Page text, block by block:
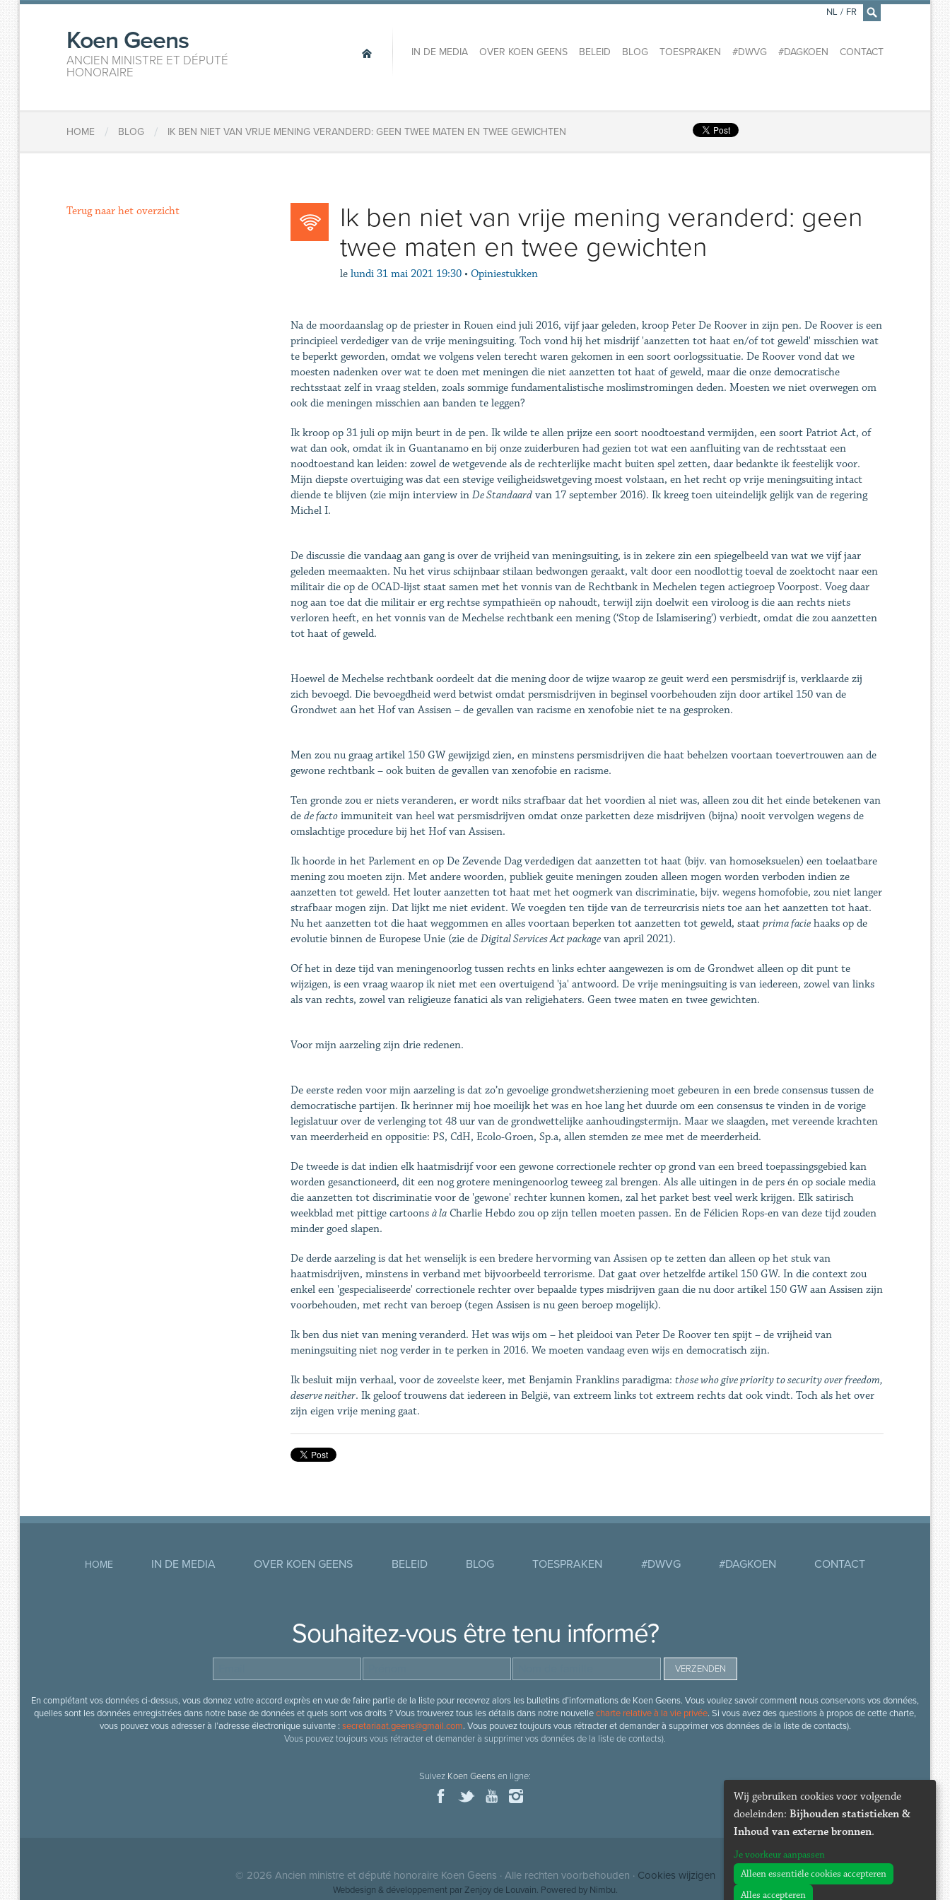
×
Koen Geens
ANCIEN MINISTRE ET DÉPUTÉ
HONORAIRE
IN DE MEDIA OVER KOEN GEENS BELEID BLOG TOESPRAKEN #DWVG #DAGKOEN CONTACT
NL / FR
HOME / BLOG / IK BEN NIET VAN VRIJE MENING VERANDERD: GEEN TWEE MATEN EN TWEE GEWICHTEN
Ik ben niet van vrije mening veranderd: geen
twee maten en twee gewichten
le lundi 31 mai 2021 19:30 • Opiniestukken
Na de moordaanslag op de priester in Rouen eind juli 2016, vijf jaar geleden, kroop Peter De Roover in zijn pen. De Roover is een
principieel verdediger van de vrije meningsuiting. Toch vond hij het misdrijf 'aanzetten tot haat en/of tot geweld' misschien wat
te beperkt geworden, omdat we volgens velen terecht waren gekomen in een soort oorlogssituatie. De Roover vond dat we
moesten nadenken over wat te doen met meningen die niet aanzetten tot haat of geweld, maar die onze democratische
rechtsstaat zelf in vraag stelden, zoals sommige fundamentalistische moslimstromingen deden. Moesten we niet overwegen om
ook die meningen misschien aan banden te leggen?
Ik kroop op 31 juli op mijn beurt in de pen. Ik wilde te allen prijze een soort noodtoestand vermijden, een soort Patriot Act, of
wat dan ook, omdat ik in Guantanamo en bij onze zuiderburen had gezien tot wat een aanfluiting van de rechtsstaat een
noodtoestand kan leiden: zowel de wetgevende als de rechterlijke macht buiten spel zetten, daar bedankte ik feestelijk voor.
Mijn diepste overtuiging was dat een stevige veiligheidswetgeving moest volstaan, en het recht op vrije meningsuiting intact
diende te blijven (zie mijn interview in De Standaardvan 17 september 2016). Ik kreeg toen uiteindelijk gelijk van de regering
Michel I.
De discussie die vandaag aan gang is over de vrijheid van meningsuiting, is in zekere zin een spiegelbeeld van wat we vijf jaar
geleden meemaakten. Nu het virus schijnbaar stilaan bedwongen geraakt, valt door een noodlottig toeval de zoektocht naar een
militair die op de OCAD-lijst staat samen met het vonnis van de Rechtbank in Mechelen tegen actiegroep Voorpost. Voeg daar
nog aan toe dat die militair er erg rechtse sympathieën op nahoudt, terwijl zijn doelwit een viroloog is die aan rechts niets
verloren heeft, en het vonnis van de Mechelse rechtbank een mening (‘Stop de Islamisering’) verbiedt, omdat die zou aanzetten
tot haat of geweld.
Hoewel de Mechelse rechtbank oordeelt dat die mening door de wijze waarop ze geuit werd een persmisdrijf is, verklaarde zij
zich bevoegd. Die bevoegdheid werd betwist omdat persmisdrijven in beginsel voorbehouden zijn door artikel 150 van de
Grondwet aan het Hof van Assisen – de gevallen van racisme en xenofobie niet te na gesproken.
Men zou nu graag artikel 150 GW gewijzigd zien, en minstens persmisdrijven die haat behelzen voortaan toevertrouwen aan de
gewone rechtbank – ook buiten de gevallen van xenofobie en racisme.
Ten gronde zou er niets veranderen, er wordt niks strafbaar dat het voordien al niet was, alleen zou dit het einde betekenen van
de de factoimmuniteit van heel wat persmisdrijven omdat onze parketten deze misdrijven (bijna) nooit vervolgen wegens de
omslachtige procedure bij het Hof van Assisen.
Ik hoorde in het Parlement en op De Zevende Dag verdedigen dat aanzetten tot haat (bijv. van homoseksuelen) een toelaatbare
mening zou moeten zijn. Met andere woorden, publiek geuite meningen zouden alleen mogen worden verboden indien ze
aanzetten tot geweld. Het louter aanzetten tot haat met het oogmerk van discriminatie, bijv. wegens homofobie, zou niet langer
strafbaar mogen zijn. Dat lijkt me niet evident. We voegden ten tijde van de terreurcrisis niets toe aan het aanzetten tot haat.
Nu het aanzetten tot die haat weggommen en alles voortaan beperken tot aanzetten tot geweld, staat prima faciehaaks op de
evolutie binnen de Europese Unie (zie de Digital Services Act packagevan april 2021).
Of het in deze tijd van meningenoorlog tussen rechts en links echter aangewezen is om de Grondwet alleen op dit punt te
wijzigen, is een vraag waarop ik niet met een overtuigend 'ja' antwoord. De vrije meningsuiting is van iedereen, zowel van links
als van rechts, zowel van religieuze fanatici als van religiehaters. Geen twee maten en twee gewichten.
Voor mijn aarzeling zijn drie redenen.
De eerste reden voor mijn aarzeling is dat zo’n gevoelige grondwetsherziening moet gebeuren in een brede consensus tussen de
democratische partijen. Ik herinner mij hoe moeilijk het was en hoe lang het duurde om een consensus te vinden in de vorige
legislatuur over de verlenging tot 48 uur van de grondwettelijke aanhoudingstermijn. Maar we slaagden, met vereende krachten
van meerderheid en oppositie: PS, CdH, Ecolo-Groen, Sp.a, allen stemden ze mee met de meerderheid.
De tweede is dat indien elk haatmisdrijf voor een gewone correctionele rechter op grond van een breed toepassingsgebied kan
worden gesanctioneerd, dit een nog grotere meningenoorlog teweeg zal brengen. Als alle uitingen in de pers én op sociale media
die aanzetten tot discriminatie voor de 'gewone' rechter kunnen komen, zal het parket best veel werk krijgen. Elk satirisch
weekblad met pittige cartoons à laCharlie Hebdo zou op zijn tellen moeten passen. En de Félicien Rops-en van deze tijd zouden
minder goed slapen.
De derde aarzeling is dat het wenselijk is een bredere hervorming van Assisen op te zetten dan alleen op het stuk van
haatmisdrijven, minstens in verband met bijvoorbeeld terrorisme. Dat gaat over hetzelfde artikel 150 GW. In die context zou
enkel een 'gespecialiseerde' correctionele rechter over bepaalde types misdrijven gaan die nu door artikel 150 GW aan Assisen zijn
voorbehouden, met recht van beroep (tegen Assisen is nu geen beroep mogelijk).
Ik ben dus niet van mening veranderd. Het was wijs om – het pleidooi van Peter De Roover ten spijt – de vrijheid van
meningsuiting niet nog verder in te perken in 2016. We moeten vandaag even wijs en democratisch zijn.
Ik besluit mijn verhaal, voor de zoveelste keer, met Benjamin Franklins paradigma: those who give priority to security over freedom,
deserve neither. Ik geloof trouwens dat iedereen in België, van extreem links tot extreem rechts dat ook vindt. Toch als het over
zijn eigen vrije mening gaat.
Terug naar het overzicht
HOME IN DE MEDIA OVER KOEN GEENS BELEID BLOG TOESPRAKEN #DWVG #DAGKOEN CONTACT
Souhaitez-vous être tenu informé?
En complétant vos données ci-dessus, vous donnez votre accord exprès en vue de faire partie de la liste pour recevrez alors les bulletins d’informations de Koen Geens. Vous voulez savoir comment nous conservons vos données,
quelles sont les données enregistrées dans notre base de données et quels sont vos droits ? Vous trouverez tous les détails dans notre nouvellecharte relative à la vie privée. Si vous avez des questions à propos de cette charte,
vous pouvez vous adresser à l’adresse électronique suivante : secretariaat.geens@gmail.com. Vous pouvez toujours vous rétracter et demander à supprimer vos données de la liste de contacts).
Vous pouvez toujours vous rétracter et demander à supprimer vos données de la liste de contacts).
Suivez Koen Geensen ligne:
© 2026 Ancien ministre et député honoraire Koen Geens · Alle rechten voorbehouden · Cookies wijzigen
Webdesign & développement par Zenjoy de Louvain. Powered by Nimbu.
Wij gebruiken cookies voor volgende
doeleinden: Bijhouden statistieken &
Inhoud van externe bronnen.
Je voorkeur aanpassen
Alleen essentiële cookies accepteren
Alles accepteren